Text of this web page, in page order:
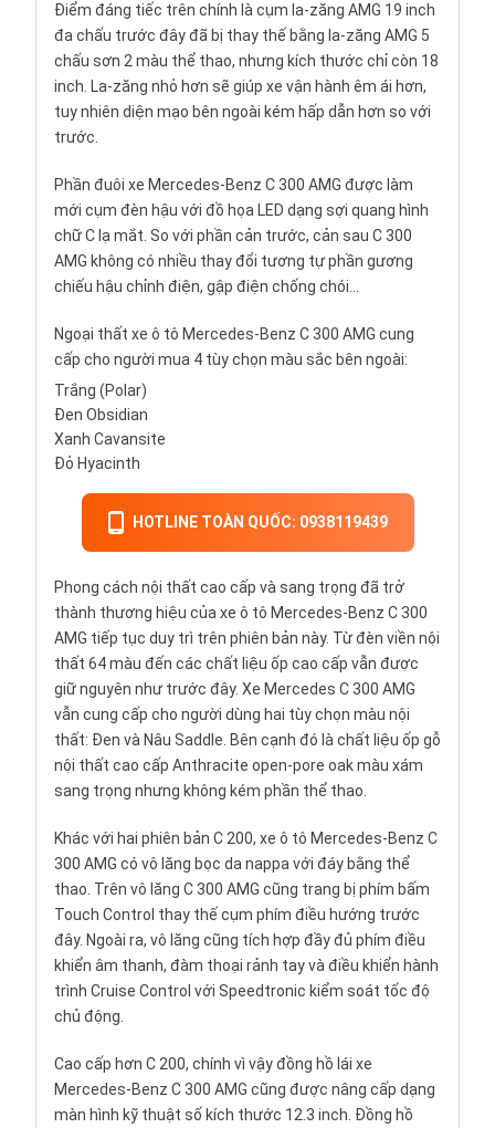
Điểm đáng tiếc trên chính là cụm la-zăng AMG 19 inch
đa chấu trước đây đã bị thay thế bằng la-zăng AMG 5
chấu sơn 2 màu thể thao, nhưng kích thước chỉ còn 18
inch. La-zăng nhỏ hơn sẽ giúp xe vận hành êm ái hơn,
tuy nhiên diện mạo bên ngoài kém hấp dẫn hơn so với
trước.
Phần đuôi xe Mercedes-Benz C 300 AMG được làm
mới cụm đèn hậu với đồ họa LED dạng sợi quang hình
chữ C lạ mắt. So với phần cản trước, cản sau C 300
AMG không có nhiều thay đổi tương tự phần gương
chiếu hậu chỉnh điện, gập điện chống chói…
Ngoại thất xe ô tô Mercedes-Benz C 300 AMG cung
cấp cho người mua 4 tùy chọn màu sắc bên ngoài:
Trắng (Polar)
Đen Obsidian
Xanh Cavansite
Đỏ Hyacinth
HOTLINE TOÀN QUỐC: 0938119439
Phong cách nội thất cao cấp và sang trọng đã trở
thành thương hiệu của xe ô tô Mercedes-Benz C 300
AMG tiếp tục duy trì trên phiên bản này. Từ đèn viền nội
thất 64 màu đến các chất liệu ốp cao cấp vẫn được
giữ nguyên như trước đây. Xe Mercedes C 300 AMG
vẫn cung cấp cho người dùng hai tùy chọn màu nội
thất: Đen và Nâu Saddle. Bên cạnh đó là chất liệu ốp gỗ
nội thất cao cấp Anthracite open-pore oak màu xám
sang trọng nhưng không kém phần thể thao.
Khác với hai phiên bản C 200, xe ô tô Mercedes-Benz C
300 AMG có vô lăng bọc da nappa với đáy bằng thể
thao. Trên vô lăng C 300 AMG cũng trang bị phím bấm
Touch Control thay thế cụm phím điều hướng trước
đây. Ngoài ra, vô lăng cũng tích hợp đầy đủ phím điều
khiển âm thanh, đàm thoại rảnh tay và điều khiển hành
trình Cruise Control với Speedtronic kiểm soát tốc độ
chủ động.
Cao cấp hơn C 200, chính vì vậy đồng hồ lái xe
Mercedes-Benz C 300 AMG cũng được nâng cấp dạng
màn hình kỹ thuật số kích thước 12.3 inch. Đồng hồ